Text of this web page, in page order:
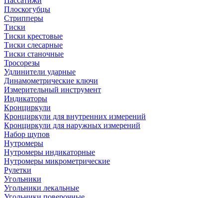
Плоскогубцы
Стрипперы
Тиски
Тиски крестовые
Тиски слесарные
Тиски станочные
Тросорезы
Удлинители ударные
Динамометрические ключи
Измерительный инструмент
Индикаторы
Кронциркули
Кронциркули для внутренних измерений
Кронциркули для наружных измерений
Набор щупов
Нутромеры
Нутромеры индикаторные
Нутромеры микрометрические
Рулетки
Угольники
Угольники лекальные